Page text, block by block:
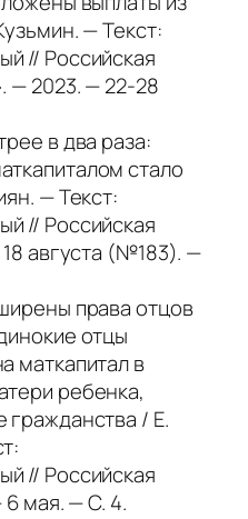
— Текст:
// Российская
— 2023. — 22-28
в два раза:
стало
— Текст:
// Российская
августа (№183). —
права отцов
отцы
маткапитал в
ребенка,
гражданства / Е.
// Российская
6 мая. — С. 4.